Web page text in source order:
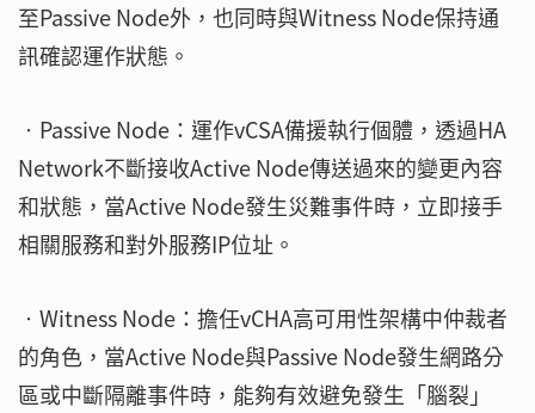
至Passive Node外，也同時與Witness Node保持通
訊確認運作狀態。
‧Passive Node：運作vCSA備援執行個體，透過HA
Network不斷接收Active Node傳送過來的變更內容
和狀態，當Active Node發生災難事件時，立即接手
相關服務和對外服務IP位址。
‧Witness Node：擔任vCHA高可用性架構中仲裁者
的角色，當Active Node與Passive Node發生網路分
區或中斷隔離事件時，能夠有效避免發生「腦裂」